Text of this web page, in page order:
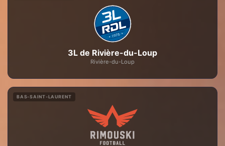
3L de Rivière-du-Loup
Rivière-du-Loup
BAS-SAINT-LAURENT